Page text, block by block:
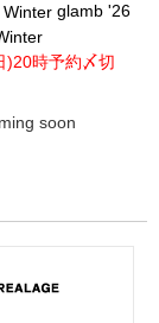
glamb '26
)20時予約〆切